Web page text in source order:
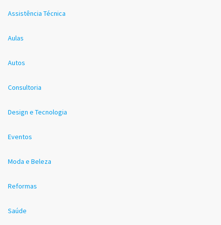
Assistência Técnica
Aulas
Autos
Consultoria
Design e Tecnologia
Eventos
Moda e Beleza
Reformas
Saúde